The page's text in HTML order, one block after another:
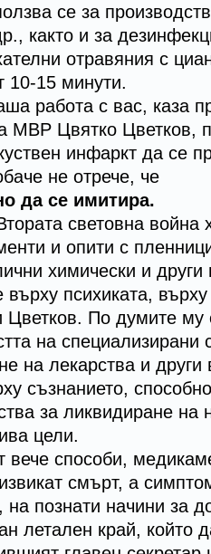
се за
както и за
отравяния с
10-15 минути.
работа с вас, каза
МВР Цвятко Цветков,
инфаркт да се
не отрече, че
да се имитира.
световна война
и опити с
химически и
върху психиката,
Цветков. По думите му
на специализирани
на лекарства и други
съзнанието,
за ликвидиране на
цели.
вече способи,
смърт, а
познати начини за
летален край, който